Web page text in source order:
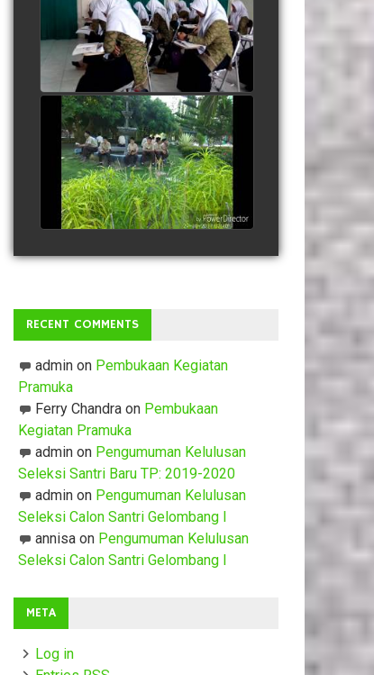
watch video
People Are Awesome
watch video
RECENT COMMENTS
adminon Pembukaan Kegiatan
Pramuka
Ferry Chandraon Pembukaan
Kegiatan Pramuka
adminon Pengumuman Kelulusan
Seleksi Santri Baru TP: 2019-2020
adminon Pengumuman Kelulusan
Seleksi Calon Santri Gelombang I
annisaon Pengumuman Kelulusan
Seleksi Calon Santri Gelombang I
META
Log in